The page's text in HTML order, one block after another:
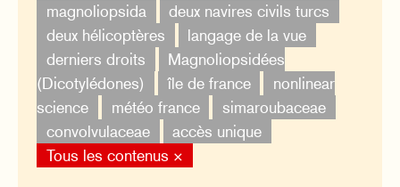
magnoliopsida
deux navires civils turcs
deux hélicoptères
langage de la vue
derniers droits
Magnoliopsidées
(Dicotylédones)
île de france
nonlinear
science
météo france
simaroubaceae
convolvulaceae
accès unique
Tous les contenus ×